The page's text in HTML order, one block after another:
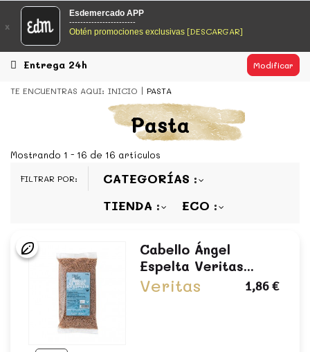
EsDeMercado.com
EsDeMercado.com
los mejores mercados de Barcelona y de productores
locales.
EsDeMercado.com
te lleva a casa los mejores productos de
los mejores mercados de Barcelona y de productores
x
Esdemercado APP
------------------------
Obtén promociones exclusivas [DESCARGAR]
Entrega 24h Modificar
TE ENCUENTRAS AQUI: INICIO PASTA
Pasta
Mostrando 1 - 16 de 16 artículos
FILTRAR POR:
CATEGORÍAS
TIENDA
ECO
Cabello Ángel
Espelta Veritas...
Veritas 1,86 €